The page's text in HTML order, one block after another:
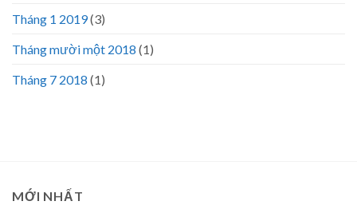
Tháng 1 2019(3)
Tháng mười một 2018 (1)
Tháng 7 2018 (1)
MỚI NHẤT